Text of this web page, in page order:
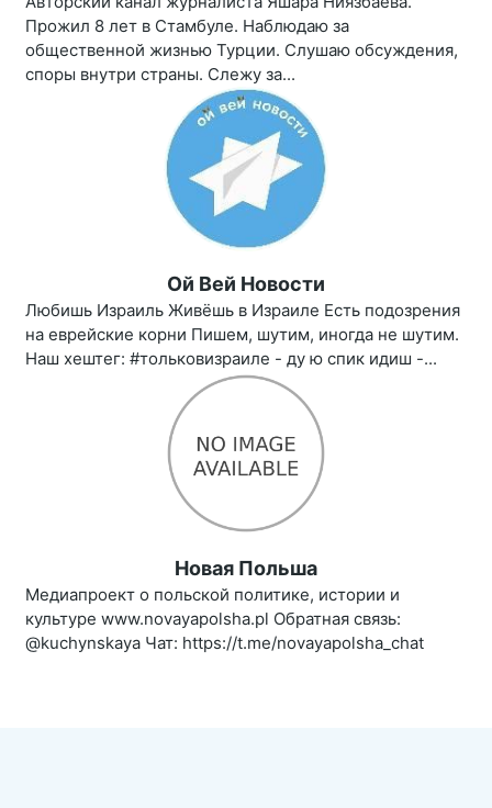
Прожил 8 лет в Стамбуле. Наблюдаю за
общественной жизнью Турции. Слушаю обсуждения,
споры внутри страны. Слежу за...
Ой Вей Новости
Любишь Израиль Живёшь в Израиле Есть подозрения
на еврейские корни Пишем, шутим, иногда не шутим.
Наш хештег: #тольковизраиле - ду ю спик идиш -...
Новая Польша
Медиапроект о польской политике, истории и
культуре www.novayapolsha.pl Обратная связь:
@kuchynskaya Чат: https://t.me/novayapolsha_chat